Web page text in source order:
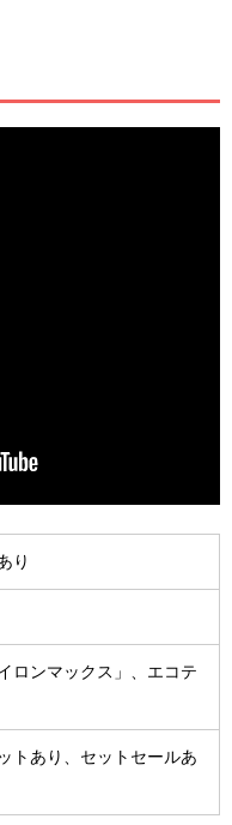
り
ロンマックス」、エコテ
トあり、セットセールあ